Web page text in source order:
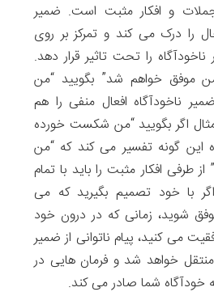
و افکار مثبت است. ضمیر
را درک می کند و تمرکز بر روی
را تحت تاثیر قرار دهد.
موفق خواهم شد” بگویید “من
ناخودآگاه افعال منفی را هم
اگر بگویید “من شکست خورده
این گونه تفسیر می کند که “من
افکار مثبت را باید با تمام
با خود تصمیم بگیرید که می
شوید، زمانی که در درون خود
می کنید، پیام ناتوانی از ضمیر
منتقل خواهد شد و فرمان هایی در
خودآگاه شما صادر می کند.